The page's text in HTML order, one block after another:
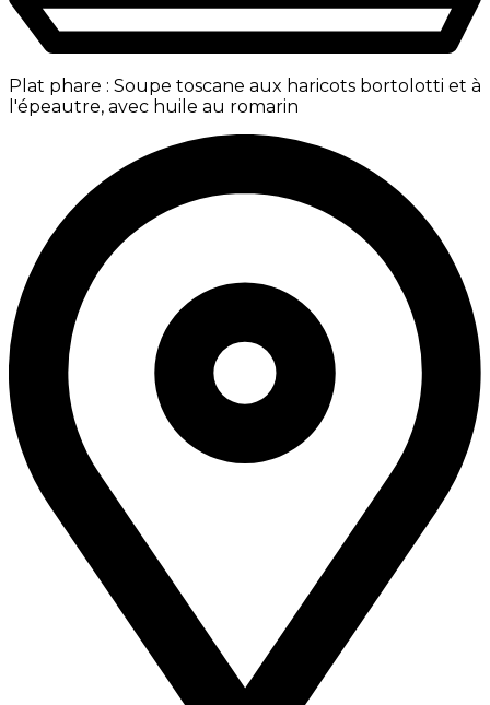
Plat phare : Soupe toscane aux haricots bortolotti et à
l'épeautre, avec huile au romarin